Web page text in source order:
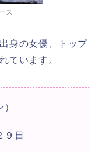
ス
身の女優、トップ
ています。
９日